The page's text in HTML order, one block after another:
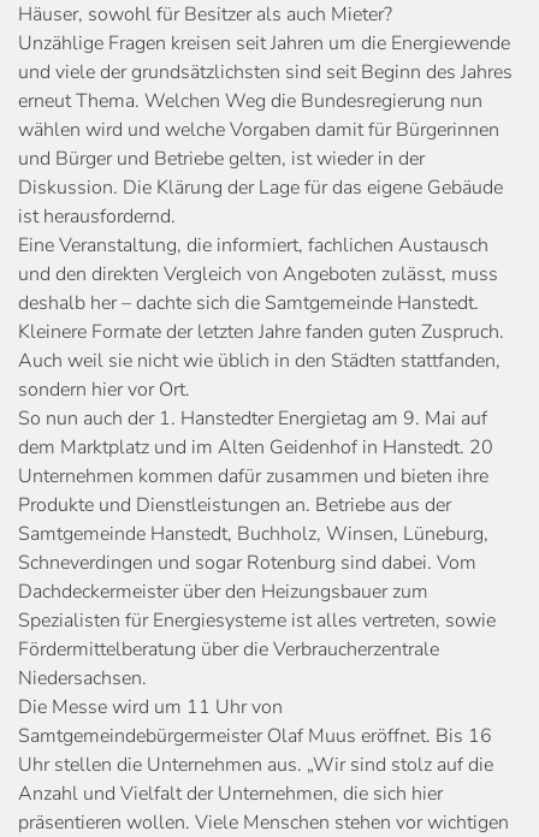
Häuser, sowohl für Besitzer als auch Mieter?
Unzählige Fragen kreisen seit Jahren um die Energiewende
und viele der grundsätzlichsten sind seit Beginn des Jahres
erneut Thema. Welchen Weg die Bundesregierung nun
wählen wird und welche Vorgaben damit für Bürgerinnen
und Bürger und Betriebe gelten, ist wieder in der
Diskussion. Die Klärung der Lage für das eigene Gebäude
ist herausfordernd.
Eine Veranstaltung, die informiert, fachlichen Austausch
und den direkten Vergleich von Angeboten zulässt, muss
deshalb her – dachte sich die Samtgemeinde Hanstedt.
Kleinere Formate der letzten Jahre fanden guten Zuspruch.
Auch weil sie nicht wie üblich in den Städten stattfanden,
sondern hier vor Ort.
So nun auch der 1. Hanstedter Energietag am 9. Mai auf
dem Marktplatz und im Alten Geidenhof in Hanstedt. 20
Unternehmen kommen dafür zusammen und bieten ihre
Produkte und Dienstleistungen an. Betriebe aus der
Samtgemeinde Hanstedt, Buchholz, Winsen, Lüneburg,
Schneverdingen und sogar Rotenburg sind dabei. Vom
Dachdeckermeister über den Heizungsbauer zum
Spezialisten für Energiesysteme ist alles vertreten, sowie
Fördermittelberatung über die Verbraucherzentrale
Niedersachsen.
Die Messe wird um 11 Uhr von
Samtgemeindebürgermeister Olaf Muus eröffnet. Bis 16
Uhr stellen die Unternehmen aus. „Wir sind stolz auf die
Anzahl und Vielfalt der Unternehmen, die sich hier
präsentieren wollen. Viele Menschen stehen vor wichtigen